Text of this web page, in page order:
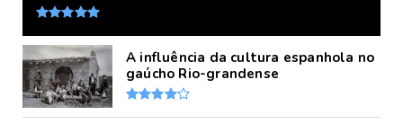
A influência da cultura espanhola no
gaúcho Rio-grandense